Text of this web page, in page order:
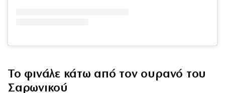
Το φινάλε κάτω από τον ουρανό του
Σαρωνικού